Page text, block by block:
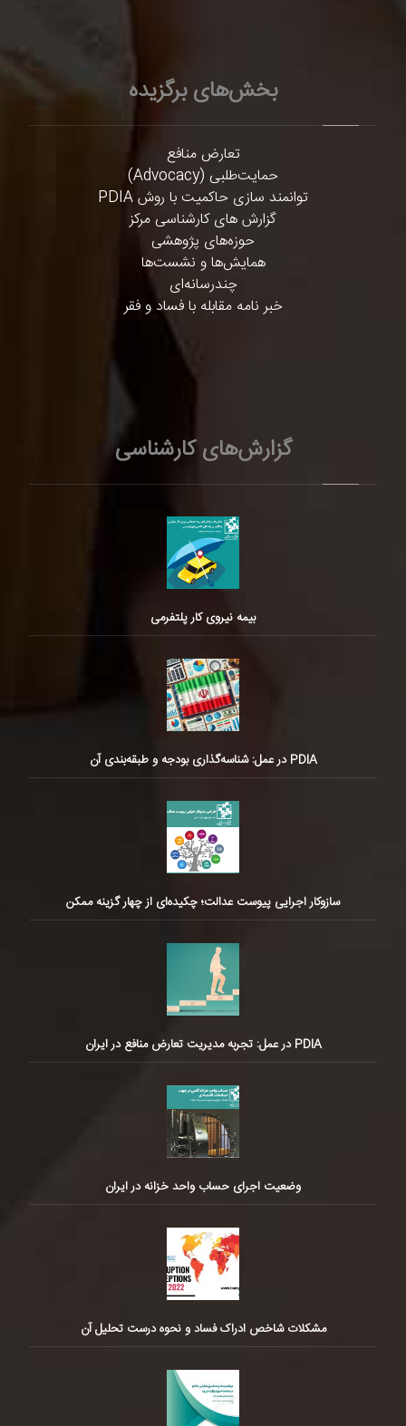
بخش‌های برگزیده
تعارض منافع
حمایت‌طلبی (Advocacy)
توانمند سازی حاکمیت با روش PDIA
گزارش های کارشناسی مرکز
حوزه‌های پژوهشی
همایش‌ها و نشست‌ها
چندرسانه‌ای
خبر نامه مقابله با فساد و فقر
گزارش‌های کارشناسی
بیمه نیروی کار پلتفرمی
PDIA در عمل: شناسه‌گذاری بودجه و طبقه‌بندی آن
سازوکار اجرایی پیوست عدالت؛ چکیده‌ای از چهار گزینه ممکن
PDIA در عمل: تجربه مدیریت تعارض منافع در ایران
وضعیت اجرای حساب واحد خزانه در ایران
مشکلات شاخص ادراک فساد و نحوه درست تحلیل آن